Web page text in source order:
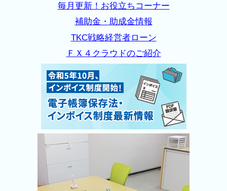
毎月更新！お役立ちコーナー
補助金・助成金情報
TKC戦略経営者ローン
ＦＸ４クラウドのご紹介